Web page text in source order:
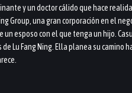
y un doctor cálido que hace
Group, una gran corporación en el
esposo con el que tenga un hijo.
Lu Fang Ning. Ella planea su camino